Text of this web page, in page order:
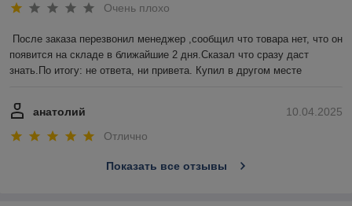
Очень плохо
После заказа перезвонил менеджер ,сообщил что товара нет, что он
появится на складе в ближайшие 2 дня.Сказал что сразу даст
знать.По итогу: не ответа, ни привета. Купил в другом месте
10.04.2025
анатолий
Отлично
Показать все отзывы